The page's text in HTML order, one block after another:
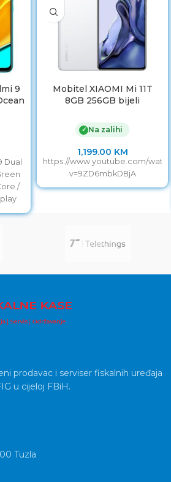
9
Dual
/
Mobitel XIAOMI Mi 11T
8GB 256GB bijeli
✓ Na zalihi
1,199.00 KM
https://www.youtube.com/
v=9ZD6mbkDBjA
prodavac i serviser fiskalnih uređaja
u cijeloj FBiH.
Tuzla